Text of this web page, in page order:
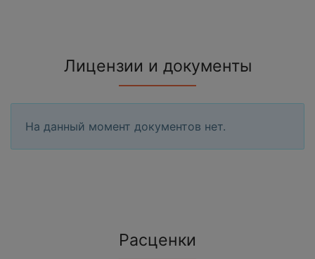
Лицензии и документы
На данный момент документов нет.
Расценки